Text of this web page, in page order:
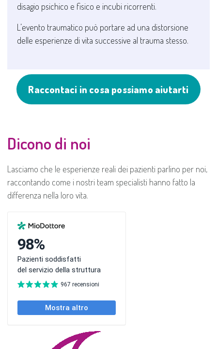
disagio psichico e fisico e incubi ricorrenti.
L’evento traumatico può portare ad una distorsione
delle esperienze di vita successive al trauma stesso.
Raccontaci in cosa possiamo aiutarti
Dicono di noi
Lasciamo che le esperienze reali dei pazienti parlino per noi,
raccontando come i nostri team specialisti hanno fatto la
differenza nella loro vita.